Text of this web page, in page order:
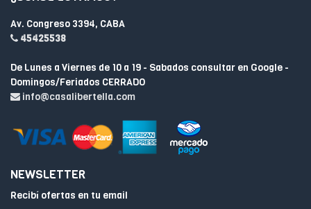
Av. Congreso 3394, CABA
45425538
De Lunes a Viernes de 10 a 19 - Sabados consultar en Google -
Domingos/Feriados CERRADO
info@casalibertella.com
NEWSLETTER
Recibí ofertas en tu email